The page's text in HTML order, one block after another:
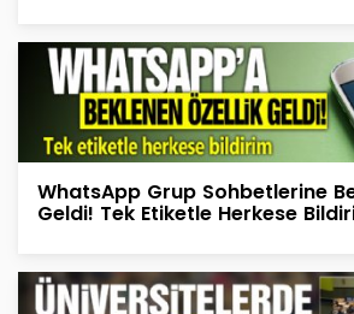
WhatsApp Grup Sohbetlerine
Geldi! Tek Etiketle Herkese